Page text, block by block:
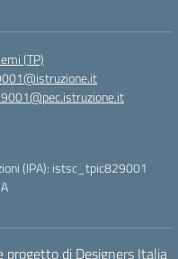
(TP)
(IPA): istsc_tpic829001
progetto di Designers Italia